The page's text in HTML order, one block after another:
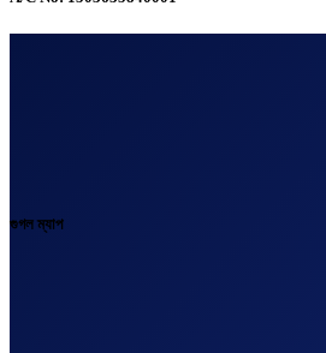
গুগল ম্যাপ